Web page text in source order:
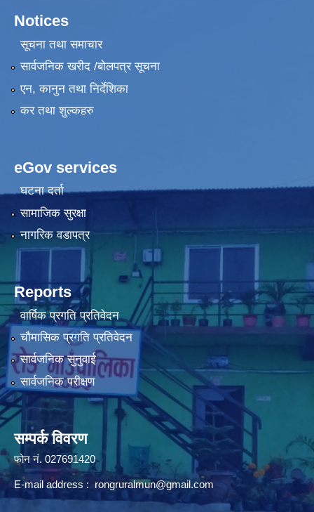
Notices
सूचना तथा समाचार
सार्वजनिक खरीद /बोलपत्र सूचना
एन, कानुन तथा निर्देशिका
कर तथा शुल्कहरु
eGov services
घटना दर्ता
सामाजिक सुरक्षा
नागरिक वडापत्र
Reports
वार्षिक प्रगति प्रतिवेदन
चौमासिक प्रगति प्रतिवेदन
सार्वजनिक सुनुवाई
सार्वजनिक परीक्षण
सम्पर्क विवरण
फोन न‌ं. 027691420
E-mail address : rongruralmun@gmail.com